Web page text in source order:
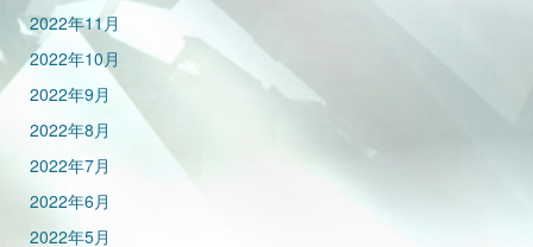
2022年11月
2022年10月
2022年9月
2022年8月
2022年7月
2022年6月
2022年5月